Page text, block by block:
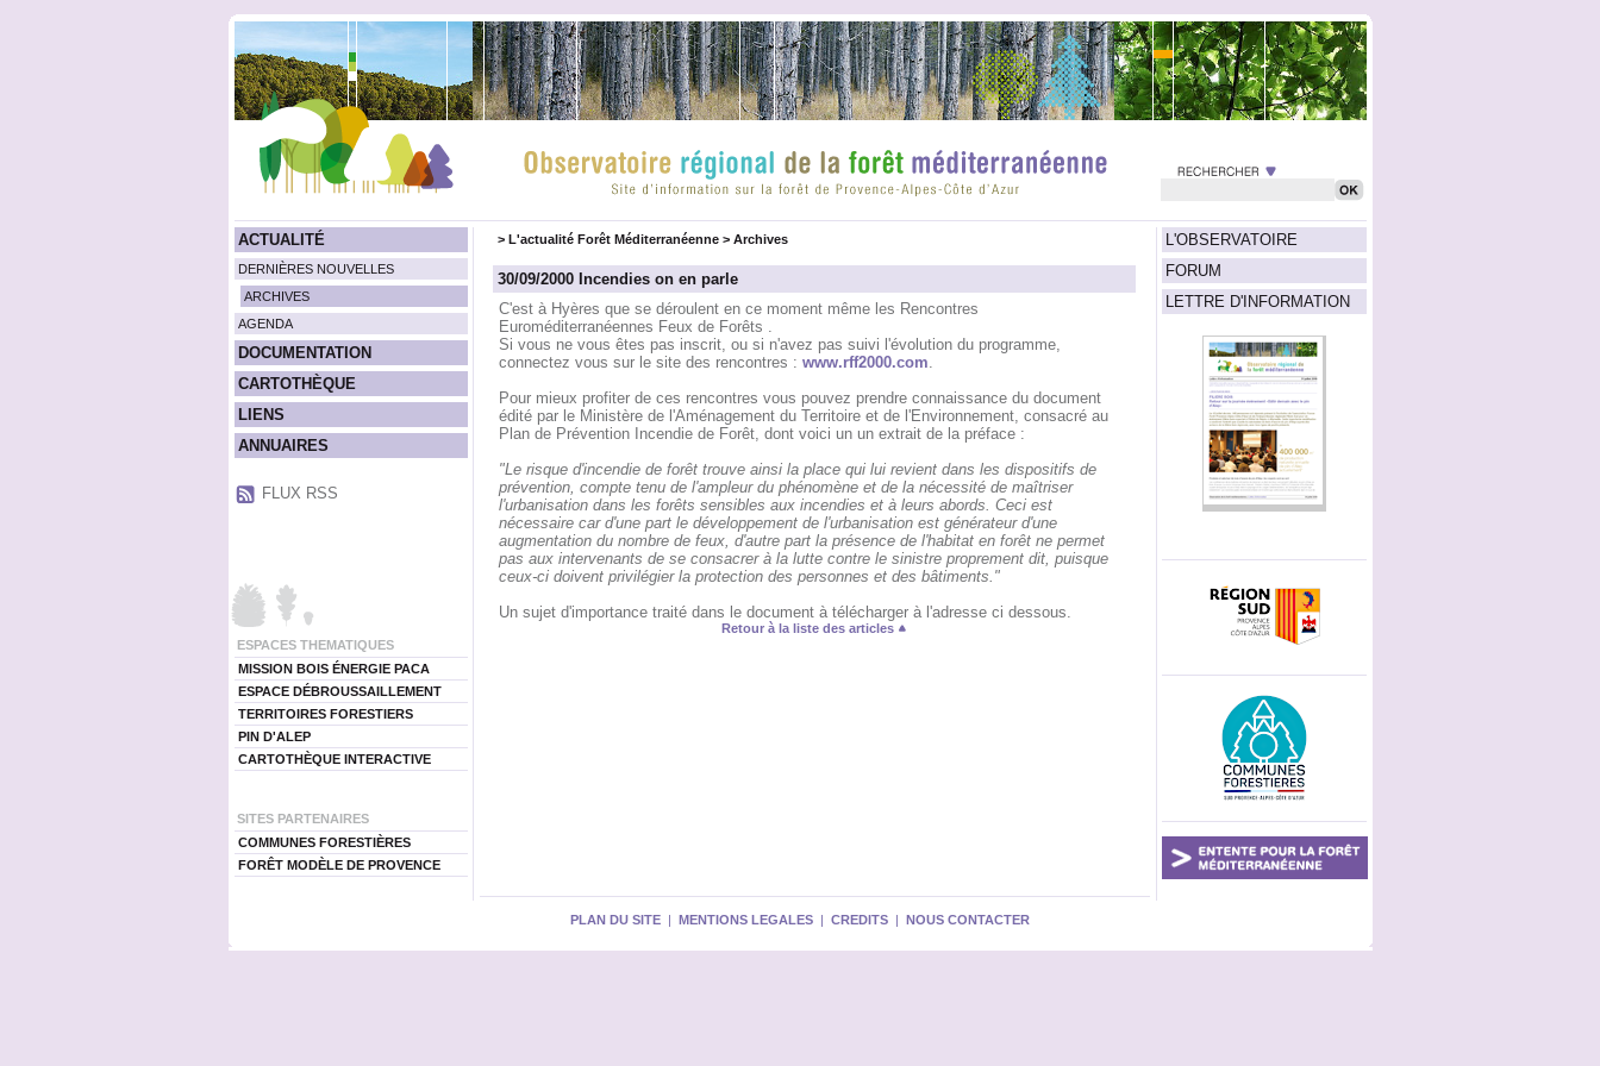
ACTUALITÉ
DERNIÈRES NOUVELLES
ARCHIVES
AGENDA
DOCUMENTATION
CARTOTHÈQUE
LIENS
ANNUAIRES
FLUX RSS
ESPACES THEMATIQUES
MISSION BOIS ÉNERGIE PACA
ESPACE DÉBROUSSAILLEMENT
TERRITOIRES FORESTIERS
PIN D'ALEP
CARTOTHÈQUE INTERACTIVE
SITES PARTENAIRES
COMMUNES FORESTIÈRES
FORÊT MODÈLE DE PROVENCE
L'OBSERVATOIRE
FORUM
LETTRE D'INFORMATION
> L'actualité Forêt Méditerranéenne> Archives
30/09/2000 Incendies on en parle
C'est à Hyères que se déroulent en ce moment même les Rencontres
Euroméditerranéennes Feux de Forêts .
Si vous ne vous êtes pas inscrit, ou si n'avez pas suivi l'évolution du programme,
connectez vous sur le site des rencontres : www.rff2000.com.
Pour mieux profiter de ces rencontres vous pouvez prendre connaissance du document
édité par le Ministère de l'Aménagement du Territoire et de l'Environnement, consacré au
Plan de Prévention Incendie de Forêt, dont voici un un extrait de la préface :
"Le risque d'incendie de forêt trouve ainsi la place qui lui revient dans les dispositifs de
prévention, compte tenu de l'ampleur du phénomène et de la nécessité de maîtriser
l'urbanisation dans les forêts sensibles aux incendies et à leurs abords. Ceci est
nécessaire car d'une part le développement de l'urbanisation est générateur d'une
augmentation du nombre de feux, d'autre part la présence de l'habitat en forêt ne permet
pas aux intervenants de se consacrer à la lutte contre le sinistre proprement dit, puisque
ceux-ci doivent privilégier la protection des personnes et des bâtiments."
Un sujet d'importance traité dans le document à télécharger à l'adresse ci dessous.
Retour à la liste des articles
PLAN DU SITE | MENTIONS LEGALES | CREDITS | NOUS CONTACTER